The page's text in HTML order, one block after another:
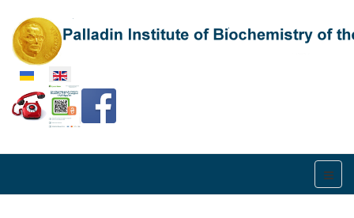
Select your language